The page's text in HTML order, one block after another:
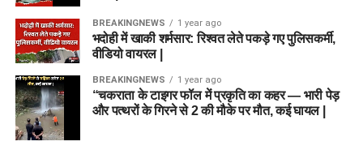
BREAKINGNEWS 1 year ago
भदोही में खाकी शर्मसार: रिश्वत लेते पकड़े गए पुलिसकर्मी,
वीडियो वायरल |
BREAKINGNEWS 1 year ago
“चकराता के टाइगर फॉल में प्रकृति का कहर — भारी पेड़
और पत्थरों के गिरने से 2 की मौके पर मौत, कई घायल |